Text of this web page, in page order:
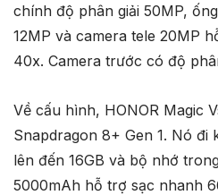
chính độ phân giải 50MP,
12MP và camera tele 20MP
40x. Camera trước có độ
Về cấu hình, HONOR Magic
Snapdragon 8+ Gen 1. Nó đi
lên đến 16GB và bộ nhớ
5000mAh hỗ trợ sạc nhanh